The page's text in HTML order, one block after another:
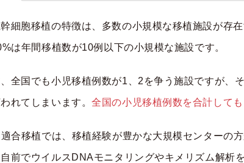
細胞移植の特徴は、多数の小規模な移植施設が存
は年間移植数が10例以下の小規模な施設です。
全国でも小児移植例数が1、2を争う施設ですが、
れてしまいます。全国の小児移植例数を合計して
合移植では、移植経験が豊かな大規模センターの
前でウイルスDNAモニタリングやキメリズム解析